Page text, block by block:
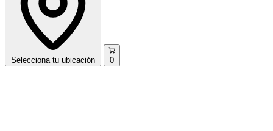
Selecciona tu ubicación 0